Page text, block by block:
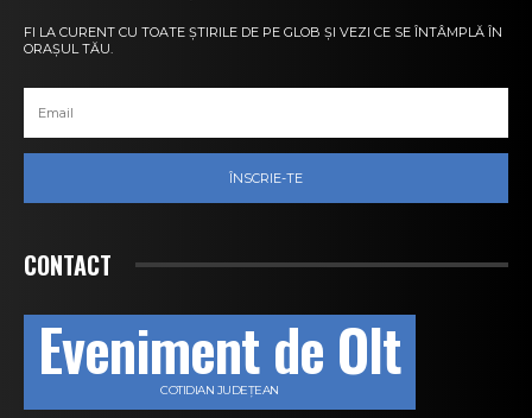
FI LA CURENT CU TOATE ȘTIRILE DE PE GLOB ȘI VEZI CE SE ÎNTÂMPLĂ ÎN
ORAȘUL TĂU.
ÎNSCRIE-TE
CONTACT
Eveniment de Olt
COTIDIAN JUDEȚEAN